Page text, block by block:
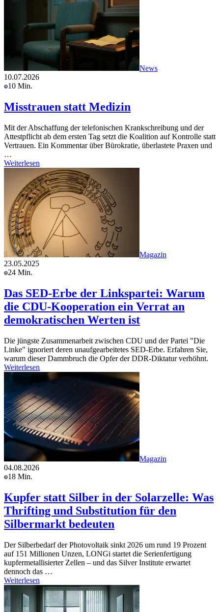
News
10.07.2026
10 Min.
Misstrauen statt Medizin
Mit der Abschaffung der telefonischen Krankschreibung und der
Attestpflicht ab dem ersten Tag setzt die Koalition auf Kontrolle statt
Vertrauen. Ein Kommentar über Bürokratie, überlastete Praxen und
…
Weiterlesen
Magazin
23.05.2025
24 Min.
Das SED-Erbe der Linkspartei: Warum
die CDU-Kooperation ein Verrat an
demokratischen Werten ist
Die jüngste Zusammenarbeit zwischen CDU und der Partei "Die
Linke" ignoriert deren unaufgearbeitetes SED-Erbe. Erfahren Sie,
warum dieser Dammbruch die Opfer der DDR-Diktatur verhöhnt.
Weiterlesen
Magazin
04.08.2026
18 Min.
Kupfer statt Silber in der Solarzelle: Was
Thrifting und Substitution für den
Silbermarkt bedeuten
Der Silberbedarf der Photovoltaik sinkt 2026 um rund 19 Prozent
auf 151 Millionen Unzen, LONGi startet die Serienfertigung
kupfermetallisierter Zellen – und das Silver Institute erwartet
dennoch das …
Weiterlesen